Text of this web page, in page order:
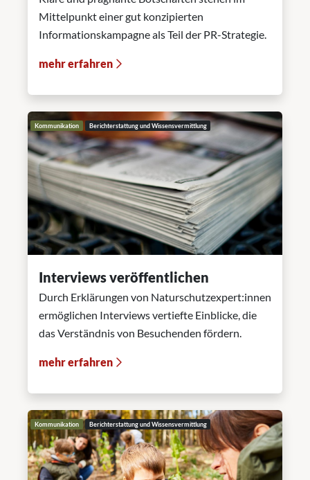
Mittelpunkt einer gut konzipierten
Informationskampagne als Teil der PR-Strategie.
mehr erfahren
Kommunikation Berichterstattung und Wissensvermittlung
Interviews veröffentlichen
Durch Erklärungen von Naturschutzexpert:innen
ermöglichen Interviews vertiefte Einblicke, die
das Verständnis von Besuchenden fördern.
mehr erfahren
Kommunikation Berichterstattung und Wissensvermittlung